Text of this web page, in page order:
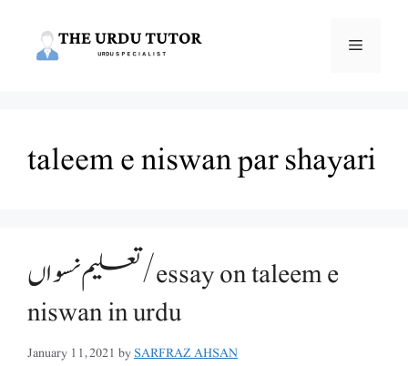
Menu
taleem e niswan par shayari
تعلیم نسواں/essay on taleem e
niswan in urdu
January 11, 2021 bySARFRAZ AHSAN